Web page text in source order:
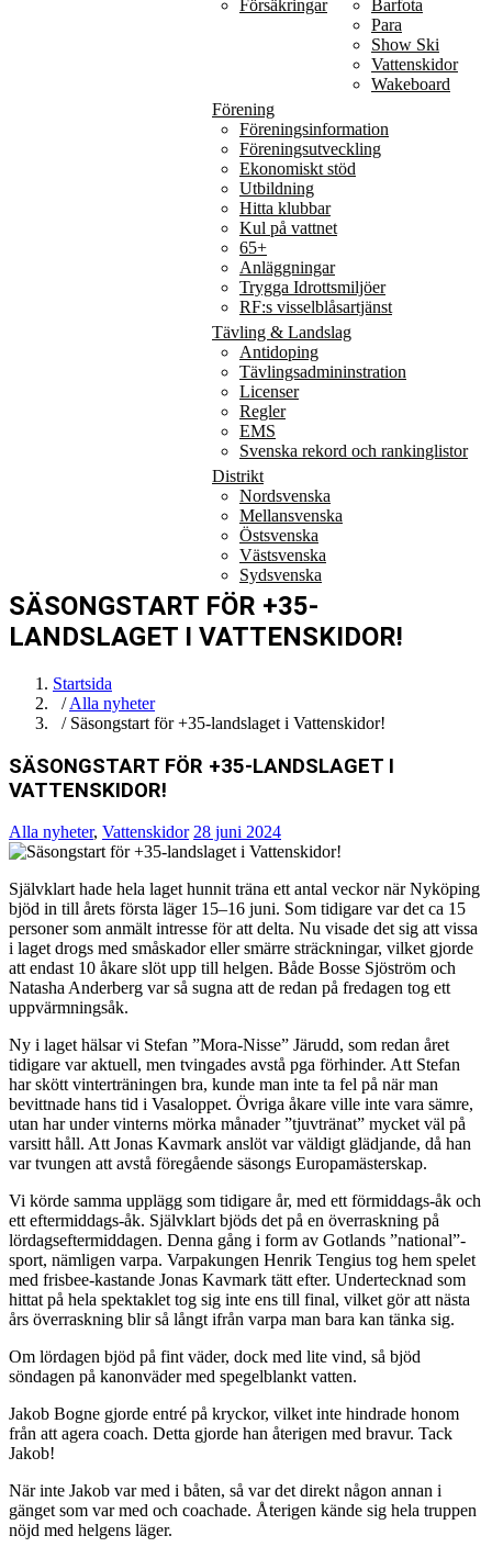
Försäkringar
Barfota
Para
Show Ski
Vattenskidor
Wakeboard
Förening
Föreningsinformation
Föreningsutveckling
Ekonomiskt stöd
Utbildning
Hitta klubbar
Kul på vattnet
65+
Anläggningar
Trygga Idrottsmiljöer
RF:s visselblåsartjänst
Tävling & Landslag
Antidoping
Tävlingsadmininstration
Licenser
Regler
EMS
Svenska rekord och rankinglistor
Distrikt
Nordsvenska
Mellansvenska
Östsvenska
Västsvenska
Sydsvenska
SÄSONGSTART FÖR +35-
LANDSLAGET I VATTENSKIDOR!
Startsida
/Alla nyheter
/ Säsongstart för +35-landslaget i Vattenskidor!
SÄSONGSTART FÖR +35-LANDSLAGET I
VATTENSKIDOR!
Alla nyheter, Vattenskidor 28 juni 2024
Självklart hade hela laget hunnit träna ett antal veckor när Nyköping
bjöd in till årets första läger 15–16 juni. Som tidigare var det ca 15
personer som anmält intresse för att delta. Nu visade det sig att vissa
i laget drogs med småskador eller smärre sträckningar, vilket gjorde
att endast 10 åkare slöt upp till helgen. Både Bosse Sjöström och
Natasha Anderberg var så sugna att de redan på fredagen tog ett
uppvärmningsåk.
Ny i laget hälsar vi Stefan ”Mora-Nisse” Järudd, som redan året
tidigare var aktuell, men tvingades avstå pga förhinder. Att Stefan
har skött vinterträningen bra, kunde man inte ta fel på när man
bevittnade hans tid i Vasaloppet. Övriga åkare ville inte vara sämre,
utan har under vinterns mörka månader ”tjuvtränat” mycket väl på
varsitt håll. Att Jonas Kavmark anslöt var väldigt glädjande, då han
var tvungen att avstå föregående säsongs Europamästerskap.
Vi körde samma upplägg som tidigare år, med ett förmiddags-åk och
ett eftermiddags-åk. Självklart bjöds det på en överraskning på
lördagseftermiddagen. Denna gång i form av Gotlands ”national”-
sport, nämligen varpa. Varpakungen Henrik Tengius tog hem spelet
med frisbee-kastande Jonas Kavmark tätt efter. Undertecknad som
hittat på hela spektaklet tog sig inte ens till final, vilket gör att nästa
års överraskning blir så långt ifrån varpa man bara kan tänka sig.
Om lördagen bjöd på fint väder, dock med lite vind, så bjöd
söndagen på kanonväder med spegelblankt vatten.
Jakob Bogne gjorde entré på kryckor, vilket inte hindrade honom
från att agera coach. Detta gjorde han återigen med bravur. Tack
Jakob!
När inte Jakob var med i båten, så var det direkt någon annan i
gänget som var med och coachade. Återigen kände sig hela truppen
nöjd med helgens läger.